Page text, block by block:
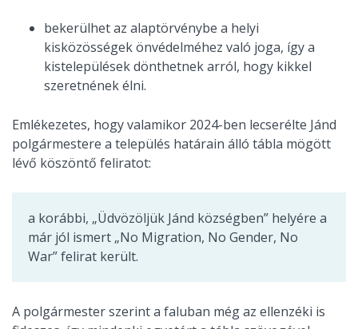
bekerülhet az alaptörvénybe a helyi
kisközösségek önvédelméhez való joga, így a
kistelepülések dönthetnek arról, hogy kikkel
szeretnének élni.
Emlékezetes, hogy valamikor 2024-ben lecserélte Jánd
polgármestere a település határain álló tábla mögött
lévő köszöntő feliratot:
a korábbi, „Üdvözöljük Jánd községben” helyére a
már jól ismert „No Migration, No Gender, No
War” felirat került.
A polgármester szerint a faluban még az ellenzéki is